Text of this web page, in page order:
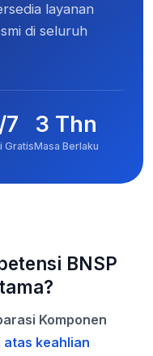
layanan
di seluruh
Gratis
3 Thn
Masa Berlaku
BNSP
Komponen
atas keahlian